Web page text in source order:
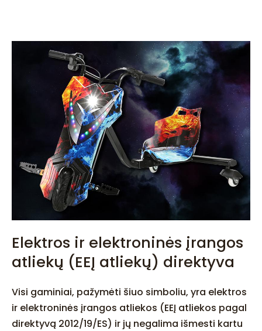
Elektros ir elektroninės įrangos
atliekų (EEĮ atliekų) direktyva
Visi gaminiai, pažymėti šiuo simboliu, yra elektros
ir elektroninės įrangos atliekos (EEĮ atliekos pagal
direktyvą 2012/19/ES) ir jų negalima išmesti kartu